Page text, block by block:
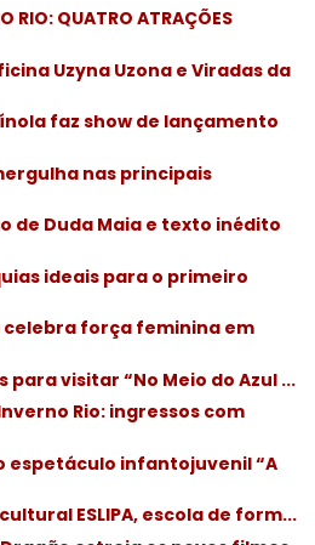
RIO: QUATRO ATRAÇÕES
Uzyna Uzona e Viradas da
faz show de lançamento
nas principais
de Duda Maia e texto inédito
ideais para o primeiro
força feminina em
para visitar “No Meio do Azul ...
Rio: ingressos com
espetáculo infantojuvenil “A
ESLIPA, escola de form...